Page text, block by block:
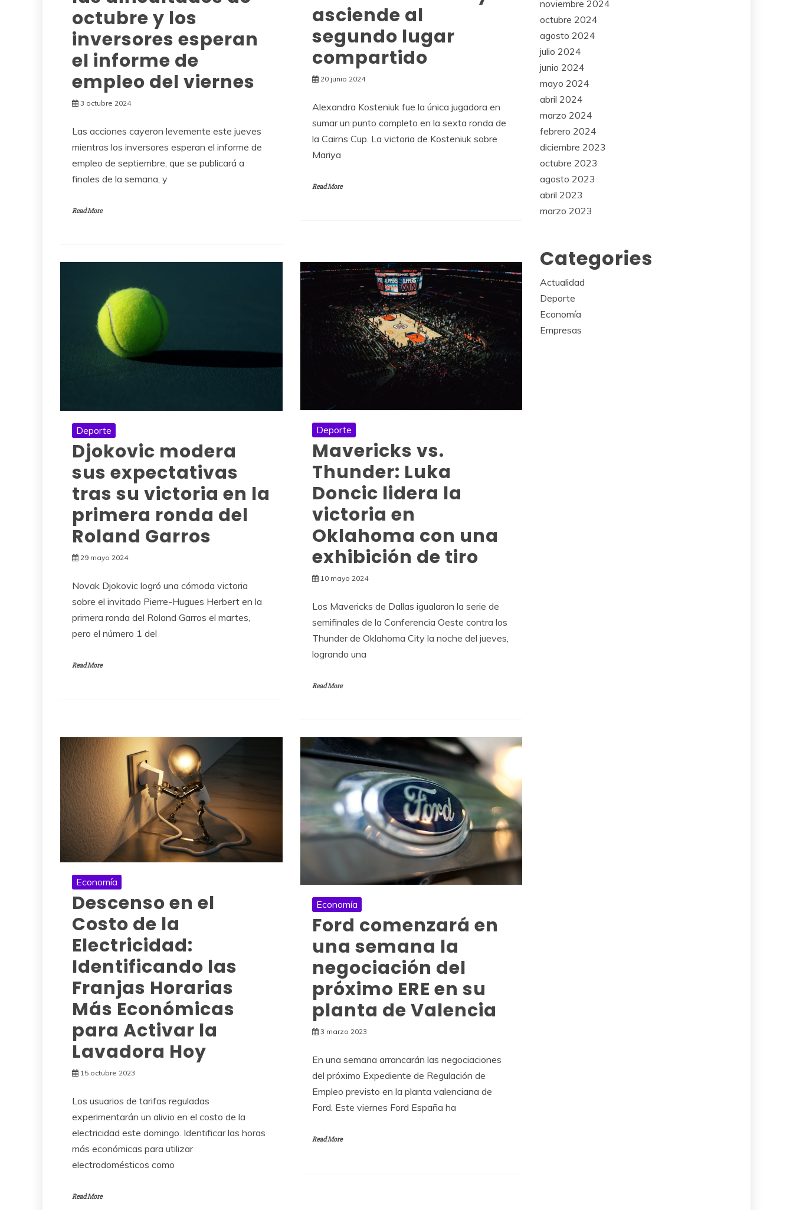
octubre y los
inversores esperan
el informe de
empleo del viernes
3 octubre 2024
Las acciones cayeron levemente este jueves
mientras los inversores esperan el informe de
empleo de septiembre, que se publicará a
finales de la semana, y
Read More
asciende al
segundo lugar
compartido
20 junio 2024
Alexandra Kosteniuk fue la única jugadora en
sumar un punto completo en la sexta ronda de
la Cairns Cup. La victoria de Kosteniuk sobre
Mariya
Read More
Deporte
Djokovic modera
sus expectativas
tras su victoria en la
primera ronda del
Roland Garros
29 mayo 2024
Novak Djokovic logró una cómoda victoria
sobre el invitado Pierre-Hugues Herbert en la
primera ronda del Roland Garros el martes,
pero el número 1 del
Read More
Deporte
Mavericks vs.
Thunder: Luka
Doncic lidera la
victoria en
Oklahoma con una
exhibición de tiro
10 mayo 2024
Los Mavericks de Dallas igualaron la serie de
semifinales de la Conferencia Oeste contra los
Thunder de Oklahoma City la noche del jueves,
logrando una
Read More
Economía
Descenso en el
Costo de la
Electricidad:
Identificando las
Franjas Horarias
Más Económicas
para Activar la
Lavadora Hoy
15 octubre 2023
Los usuarios de tarifas reguladas
experimentarán un alivio en el costo de la
electricidad este domingo. Identificar las horas
más económicas para utilizar
electrodomésticos como
Read More
Economía
Ford comenzará en
una semana la
negociación del
próximo ERE en su
planta de Valencia
3 marzo 2023
En una semana arrancarán las negociaciones
del próximo Expediente de Regulación de
Empleo previsto en la planta valenciana de
Ford. Este viernes Ford España ha
Read More
noviembre 2024
octubre 2024
agosto 2024
julio 2024
junio 2024
mayo 2024
abril 2024
marzo 2024
febrero 2024
diciembre 2023
octubre 2023
agosto 2023
abril 2023
marzo 2023
Categories
Actualidad
Deporte
Economía
Empresas